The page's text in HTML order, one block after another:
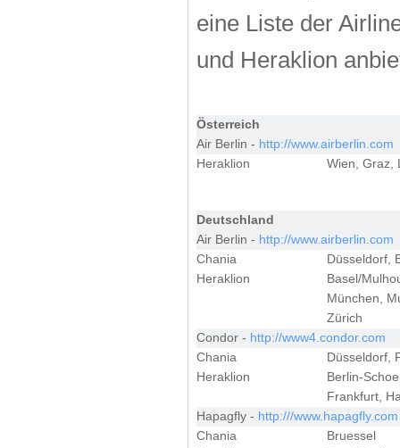
eine Liste der
und Heraklion
Österreich
Air Berlin - http://www.airberlin.com
Heraklion
Wien, Graz,
Deutschland
Air Berlin - http://www.airberlin.com
Chania
Düsseldorf,
Heraklion
Basel/
München,
Zürich
Condor - http://www4.condor.com
Chania
Düsseldorf,
Heraklion
Berlin-
Frankfurt,
Hapagfly - http:///www.hapagfly.com
Chania
Bruessel